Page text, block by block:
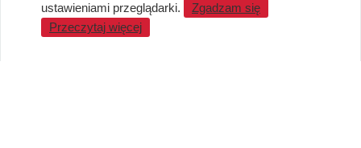
WARTO WIEDZIEĆ
ustawieniami przeglądarki.
Zgadzam się
Przeczytaj więcej